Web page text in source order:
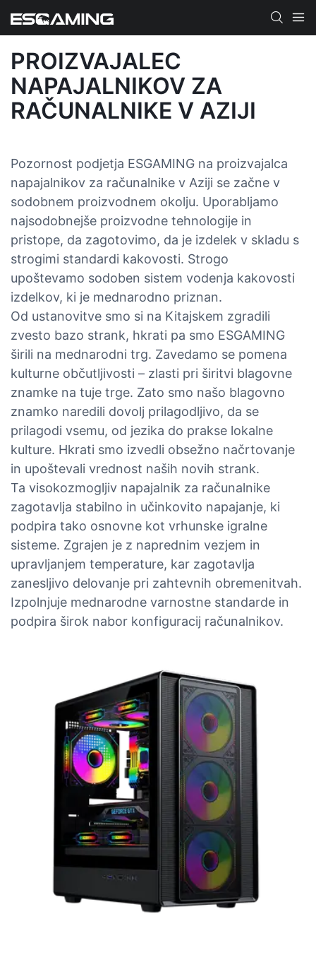
PROIZVAJALEC
NAPAJALNIKOV ZA
RAČUNALNIKE V AZIJI
Pozornost podjetja ESGAMING na proizvajalca
napajalnikov za računalnike v Aziji se začne v
sodobnem proizvodnem okolju. Uporabljamo
najsodobnejše proizvodne tehnologije in
pristope, da zagotovimo, da je izdelek v skladu s
strogimi standardi kakovosti. Strogo
upoštevamo sodoben sistem vodenja kakovosti
izdelkov, ki je mednarodno priznan.
Od ustanovitve smo si na Kitajskem zgradili
zvesto bazo strank, hkrati pa smo ESGAMING
širili na mednarodni trg. Zavedamo se pomena
kulturne občutljivosti – zlasti pri širitvi blagovne
znamke na tuje trge. Zato smo našo blagovno
znamko naredili dovolj prilagodljivo, da se
prilagodi vsemu, od jezika do prakse lokalne
kulture. Hkrati smo izvedli obsežno načrtovanje
in upoštevali vrednost naših novih strank.
Ta visokozmogljiv napajalnik za računalnike
zagotavlja stabilno in učinkovito napajanje, ki
podpira tako osnovne kot vrhunske igralne
sisteme. Zgrajen je z naprednim vezjem in
upravljanjem temperature, kar zagotavlja
zanesljivo delovanje pri zahtevnih obremenitvah.
Izpolnjuje mednarodne varnostne standarde in
podpira širok nabor konfiguracij računalnikov.